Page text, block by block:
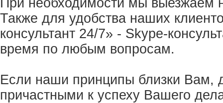
Также для удобства наших
консультант 24/7» - Skype-
время по любым вопросам.
Если наши принципы близки Вам,
причастными к успеху Вашего